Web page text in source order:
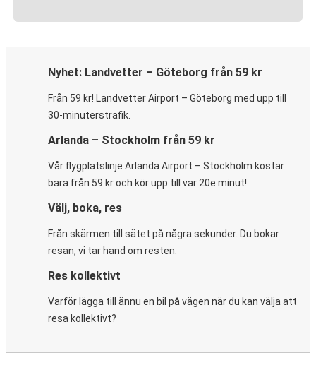
Nyhet: Landvetter – Göteborg från 59 kr
Från 59 kr! Landvetter Airport – Göteborg med upp till
30-minuterstrafik.
Arlanda – Stockholm från 59 kr
Vår flygplatslinje Arlanda Airport – Stockholm kostar
bara från 59 kr och kör upp till var 20e minut!
Välj, boka, res
Från skärmen till sätet på några sekunder. Du bokar
resan, vi tar hand om resten.
Res kollektivt
Varför lägga till ännu en bil på vägen när du kan välja att
resa kollektivt?